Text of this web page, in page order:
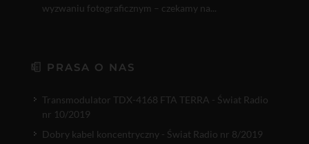
wyzwaniu fotograficznym – czekamy na...
PRASA O NAS
Transmodulator TDX-4168 FTA TERRA - Świat Radio
nr 10/2019
Dobry kabel koncentryczny - Świat Radio nr 8/2019